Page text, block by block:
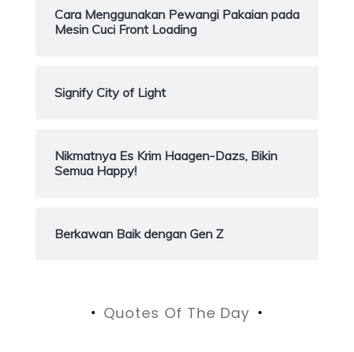
Cara Menggunakan Pewangi Pakaian pada
Mesin Cuci Front Loading
Signify City of Light
Nikmatnya Es Krim Haagen-Dazs, Bikin
Semua Happy!
Berkawan Baik dengan Gen Z
Quotes Of The Day